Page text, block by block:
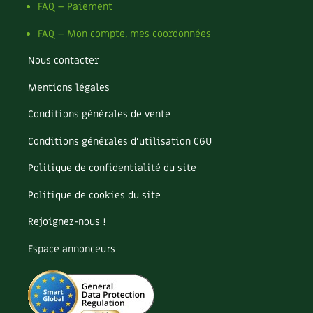
Soins et cosmétiques au naturel
Société et alternatives
Autonomie
Enfants
Archives
FAQ – Paiement
FAQ – Mon compte, mes coordonnées
Nous contacter
Mentions légales
Conditions générales de vente
Conditions générales d’utilisation CGU
Politique de confidentialité du site
Politique de cookies du site
Rejoignez-nous !
Espace annonceurs